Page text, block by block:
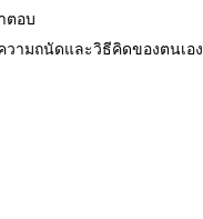
ตอบ
วามถนัดและวิธีคิดของตนเอง